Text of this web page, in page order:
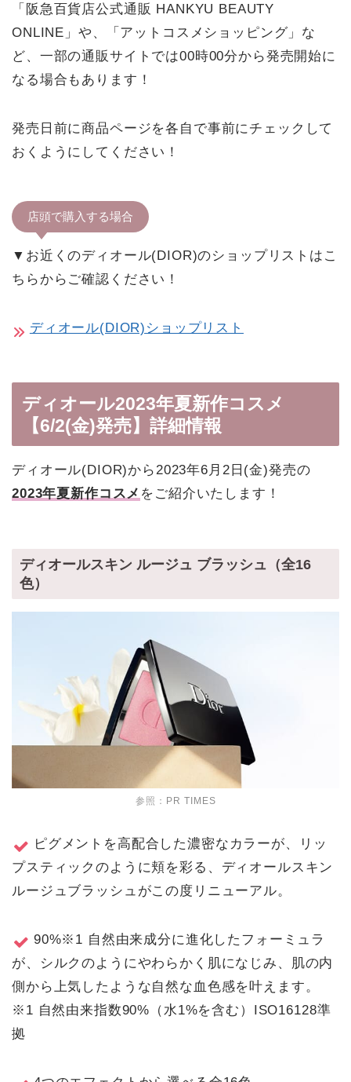
「阪急百貨店公式通販 HANKYU BEAUTY
ONLINE」や、「アットコスメショッピング」な
ど、一部の通販サイトでは00時00分から発売開始に
なる場合もあります！
発売日前に商品ページを各自で事前にチェックして
おくようにしてください！
店頭で購入する場合
▼お近くのディオール(DIOR)のショップリストはこ
ちらからご確認ください！
ディオール(DIOR)ショップリスト
ディオール2023年夏新作コスメ
【6/2(金)発売】詳細情報
ディオール(DIOR)から2023年6月2日(金)発売の
2023年夏新作コスメ をご紹介いたします！
ディオールスキン ルージュ ブラッシュ（全16
色）
参照： PR TIMES
ピグメントを高配合した濃密なカラーが、リッ
プスティックのように頬を彩る、ディオールスキン
ルージュブラッシュがこの度リニューアル。
90%※1 自然由来成分に進化したフォーミュラ
が、シルクのようにやわらかく肌になじみ、肌の内
側から上気したような自然な血色感を叶えます。
※1 自然由来指数90%（水1%を含む）ISO16128準
拠